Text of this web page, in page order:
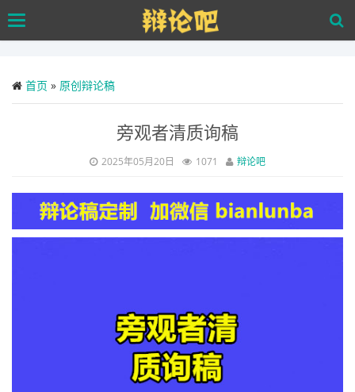
to
main
Toggle
首页 » 原创辩论稿
旁观者清质询稿
2025年05月20日 1071 辩论吧